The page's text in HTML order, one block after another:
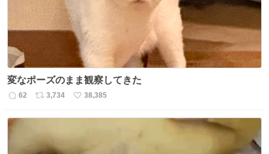
変なポーズのまま観察してきた
返
数
62
リ
数
3,734
い
38,385